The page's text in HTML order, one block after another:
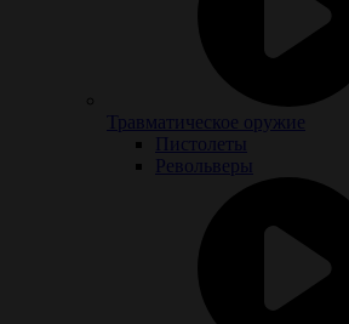
Травматическое оружие
Пистолеты
Револьверы